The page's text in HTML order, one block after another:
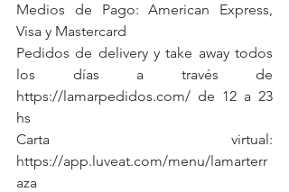
Medios de Pago: American Express,
Visa y Mastercard
Pedidos de delivery y take away todos
los días a través de
https://lamarpedidos.com/ de 12 a 23
hs
Carta virtual:
https://app.luveat.com/menu/lamarterr
aza